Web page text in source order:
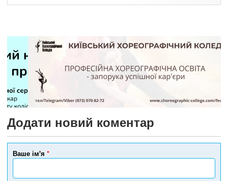
Додати новий коментар
Ваше ім'я *